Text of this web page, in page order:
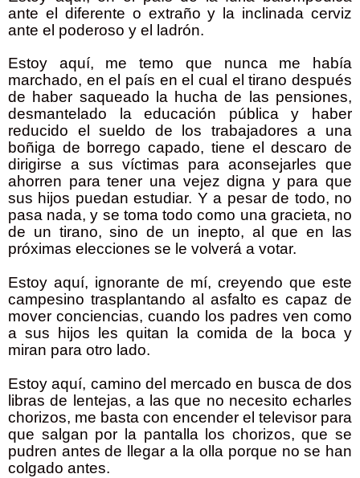
ante el diferente o extraño y la inclinada cerviz
ante el poderoso y el ladrón.
Estoy aquí, me temo que nunca me había
marchado, en el país en el cual el tirano después
de haber saqueado la hucha de las pensiones,
desmantelado la educación pública y haber
reducido el sueldo de los trabajadores a una
boñiga de borrego capado, tiene el descaro de
dirigirse a sus víctimas para aconsejarles que
ahorren para tener una vejez digna y para que
sus hijos puedan estudiar. Y a pesar de todo, no
pasa nada, y se toma todo como una gracieta, no
de un tirano, sino de un inepto, al que en las
próximas elecciones se le volverá a votar.
Estoy aquí, ignorante de mí, creyendo que este
campesino trasplantando al asfalto es capaz de
mover conciencias, cuando los padres ven como
a sus hijos les quitan la comida de la boca y
miran para otro lado.
Estoy aquí, camino del mercado en busca de dos
libras de lentejas, a las que no necesito echarles
chorizos, me basta con encender el televisor para
que salgan por la pantalla los chorizos, que se
pudren antes de llegar a la olla porque no se han
colgado antes.